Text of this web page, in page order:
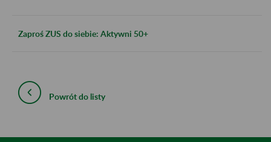
Zaproś ZUS do siebie: Aktywni 50+
Powrót do listy